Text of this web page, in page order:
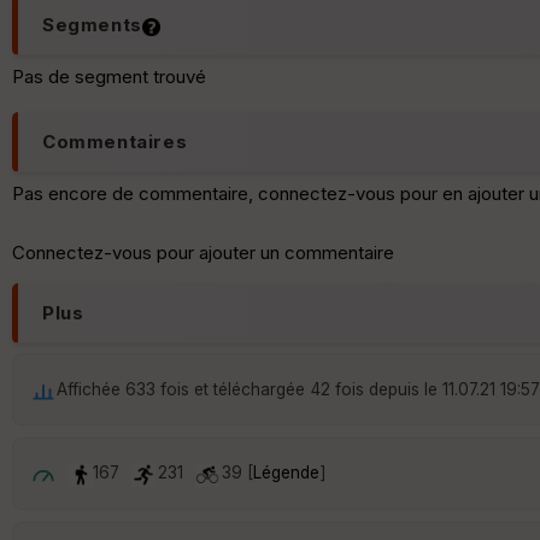
Segments
Pas de segment trouvé
Commentaires
Pas encore de commentaire, connectez-vous pour en ajouter
Connectez-vous pour ajouter un commentaire
Plus
Affichée 633 fois et téléchargée 42 fois depuis le 11.07.21 19:57
167 231 39 [ Légende]